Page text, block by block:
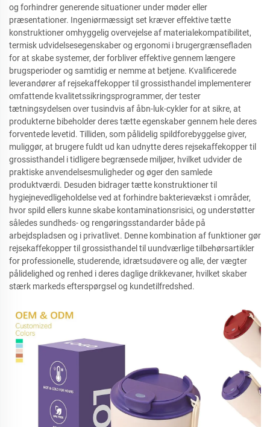
og forhindrer generende situationer under møder eller
præsentationer. Ingeniørmæssigt set kræver effektive tætte
konstruktioner omhyggelig overvejelse af materialekompatibilitet,
termisk udvidelsesegenskaber og ergonomi i brugergrænsefladen
for at skabe systemer, der forbliver effektive gennem længere
brugsperioder og samtidig er nemme at betjene. Kvalificerede
leverandører af rejsekaffekopper til grossisthandel implementerer
omfattende kvalitetssikringsprogrammer, der tester
tætningsydelsen over tusindvis af åbn-luk-cykler for at sikre, at
produkterne bibeholder deres tætte egenskaber gennem hele deres
forventede levetid. Tilliden, som pålidelig spildforebyggelse giver,
muliggør, at brugere fuldt ud kan udnytte deres rejsekaffekopper til
grossisthandel i tidligere begrænsede miljøer, hvilket udvider de
praktiske anvendelsesmuligheder og øger den samlede
produktværdi. Desuden bidrager tætte konstruktioner til
hygiejnevedligeholdelse ved at forhindre bakterievækst i områder,
hvor spild ellers kunne skabe kontaminationsrisici, og understøtter
således sundheds- og rengøringsstandarder både på
arbejdspladsen og i privatlivet. Denne kombination af funktioner gør
rejsekaffekopper til grossisthandel til uundværlige tilbehørsartikler
for professionelle, studerende, idrætsudøvere og alle, der vægter
pålidelighed og renhed i deres daglige drikkevaner, hvilket skaber
stærk markeds efterspørgsel og kundetilfredshed.